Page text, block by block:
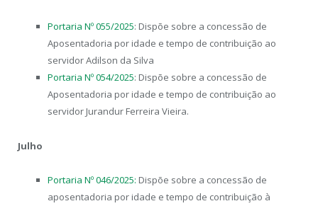
Portaria Nº 055/2025: Dispõe sobre a concessão de
Aposentadoria por idade e tempo de contribuição ao
servidor Adilson da Silva
Portaria Nº 054/2025: Dispõe sobre a concessão de
Aposentadoria por idade e tempo de contribuição ao
servidor Jurandur Ferreira Vieira.
Julho
Portaria Nº 046/2025: Dispõe sobre a concessão de
aposentadoria por idade e tempo de contribuição à